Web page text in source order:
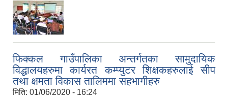
फिक्कल गाउँपालिका अन्तर्गतका सामुदायिक
विद्धालयहरुमा कार्यरत कम्प्युटर शिक्षकहरुलाई सीप
तथा क्षमता विकास तालिममा सहभागीहरु
मिति: 01/06/2020 - 16:24